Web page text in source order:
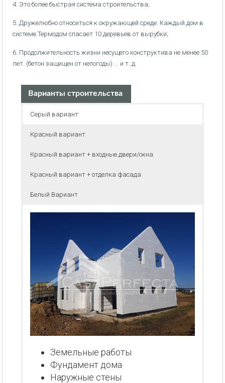
4. Это более быстрая система строительства;
5. Дружелюбно относиться к окружающей среде. Каждый дом в
системе Термодом спасает 10 деревьев от вырубки;
6. Продолжительность жизни несущего конструктива не менее 50
лет. (бетон защищен от непогоды) ... и т. д.
Варианты строительства
Серый вариант
Красный вариант
Красный вариант + входные двери/окна
Красный вариант + отделка фасада
Белый Вариант
Земельные работы
Фундамент дома
Наружные стены